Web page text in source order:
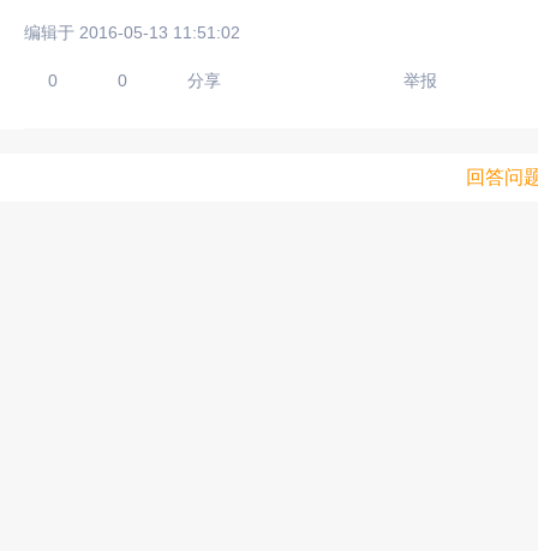
编辑于 2016-05-13 11:51:02
0 0 分享 举报
回答问